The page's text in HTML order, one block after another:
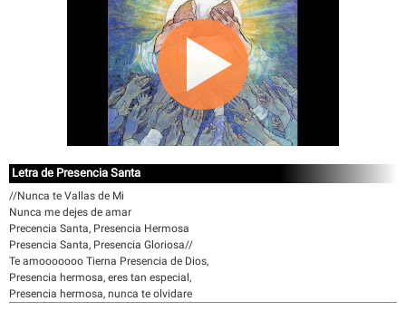
Letra de Presencia Santa
//Nunca te Vallas de Mi
Nunca me dejes de amar
Precencia Santa, Presencia Hermosa
Presencia Santa, Presencia Gloriosa//
Te amooooooo Tierna Presencia de Dios,
Presencia hermosa, eres tan especial,
Presencia hermosa, nunca te olvidare